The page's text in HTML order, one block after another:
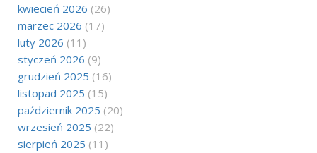
kwiecień 2026 (26)
marzec 2026 (17)
luty 2026 (11)
styczeń 2026 (9)
grudzień 2025 (16)
listopad 2025 (15)
październik 2025 (20)
wrzesień 2025 (22)
sierpień 2025 (11)